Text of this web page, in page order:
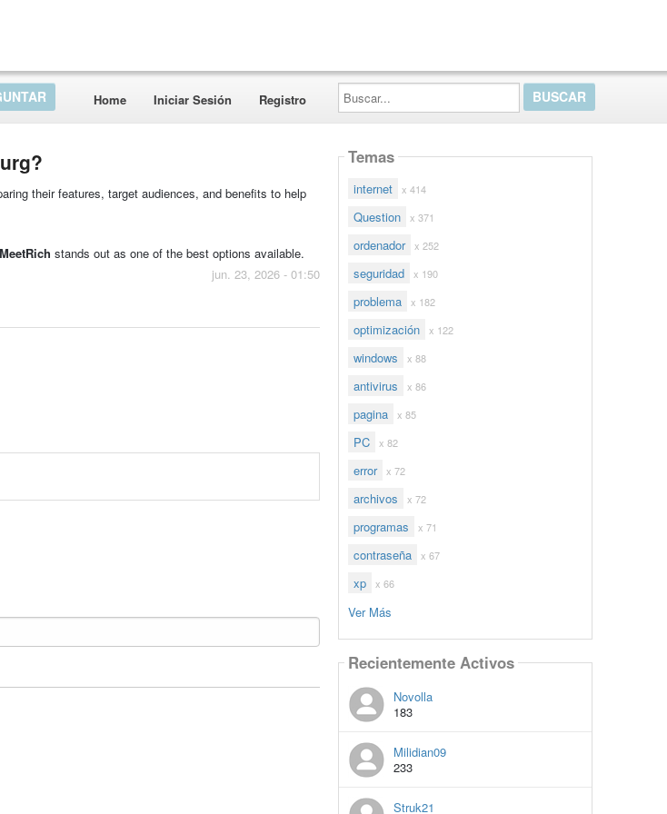
Home Iniciar Sesión Registro
Buscar...
their features, target audiences, and benefits to help
stands out as one of the best options available.
jun. 23, 2026 - 01:50
Temas
internet x 414
Question x 371
ordenador x 252
seguridad x 190
problema x 182
optimización x 122
windows x 88
antivirus x 86
pagina x 85
PC x 82
error x 72
archivos x 72
programas x 71
contraseña x 67
xp x 66
Ver Más
Recientemente Activos
Novolla
183
Milidian09
233
Struk21